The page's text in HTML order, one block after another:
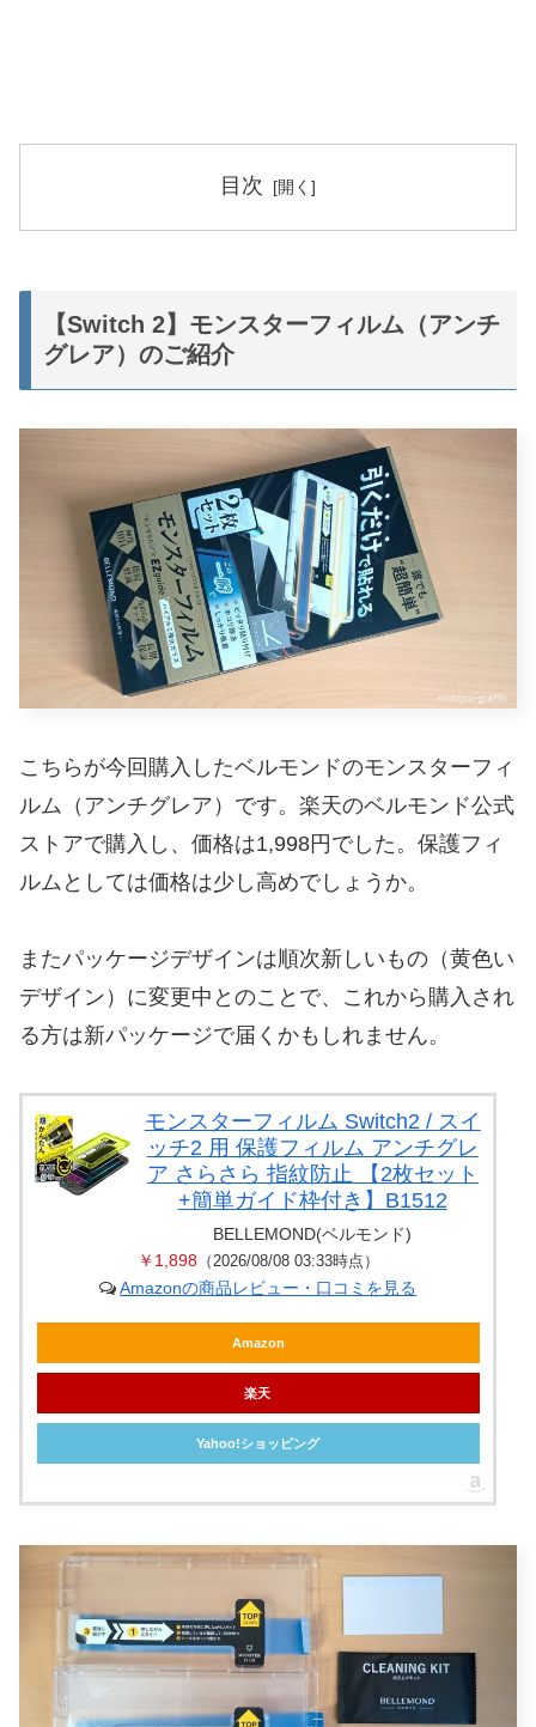
目次
【Switch 2】モンスターフィルム（アンチ
グレア）のご紹介
こちらが今回購入したベルモンドのモンスターフィ
ルム（アンチグレア）です。楽天のベルモンド公式
ストアで購入し、価格は1,998円でした。保護フィ
ルムとしては価格は少し高めでしょうか。
またパッケージデザインは順次新しいもの（黄色い
デザイン）に変更中とのことで、これから購入され
る方は新パッケージで届くかもしれません。
モンスターフィルム Switch2 / スイ
ッチ2 用 保護フィルム アンチグレ
ア さらさら 指紋防止 【2枚セット
+簡単ガイド枠付き】B1512
BELLEMOND(ベルモンド)
￥1,898 （2026/08/08 03:33時点）
Amazonの商品レビュー・口コミを見る
Amazon
楽天
Yahoo!ショッピング